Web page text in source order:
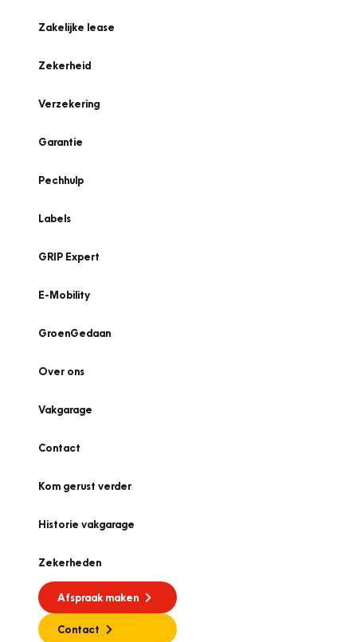
Zakelijke lease
Zekerheid
Verzekering
Garantie
Pechhulp
Labels
GRIP Expert
E-Mobility
GroenGedaan
Over ons
Vakgarage
Contact
Kom gerust verder
Historie vakgarage
Zekerheden
Afspraak maken
Contact